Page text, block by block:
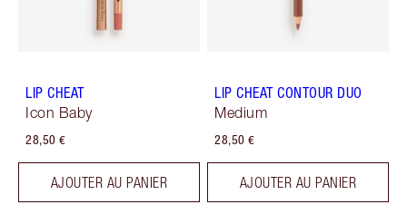
LIP CHEAT
Icon Baby
28,50 €
AJOUTER AU PANIER
LIP CHEAT CONTOUR DUO
Medium
28,50 €
AJOUTER AU PANIER